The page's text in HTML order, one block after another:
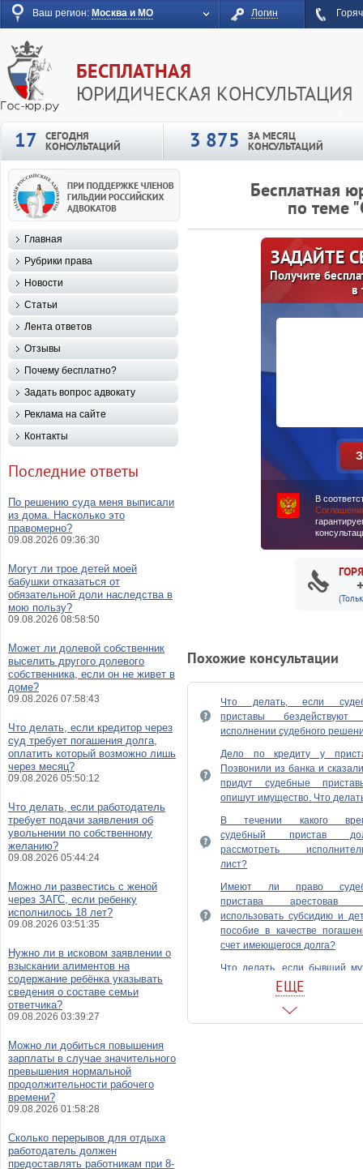
Ваш регион: Москва и МО Логин
БЕСПЛАТНАЯ
ЮРИДИЧЕСКАЯ КОНСУЛЬТАЦИЯ
17
СЕГОДНЯ
КОНСУЛЬТАЦИЙ 3 875 ЗА МЕСЯЦ
КОНСУЛЬТАЦИЙ
Бесплатная
по теме
ЗАДАЙТЕ
Получите
в
В
Похожие консультации
Что делать, если
приставы бездействуют
исполнении судебного
Дело по кредиту у
Позвонили из банка и
придут судебные
опишут имущество. Что
В течении какого
судебный пристав
рассмотреть
лист?
Имеют ли право
пристава арестовав
использовать субсидию и
пособие в качестве
счет имеющегося долга?
Что делать, если бывший
лет не платит
судебные
бездействуют?
ЕЩЕ
Главная
Рубрики права
Новости
Статьи
Лента ответов
Отзывы
Почему бесплатно?
Задать вопрос адвокату
Реклама на сайте
Контакты
Последние ответы
По решению суда меня выписали
из дома. Насколько это
правомерно?
09.08.2026 09:36:30
Могут ли трое детей моей
бабушки отказаться от
обязательной доли наследства в
мою пользу?
09.08.2026 08:58:50
Может ли долевой собственник
выселить другого долевого
собственника, если он не живет в
доме?
09.08.2026 07:58:43
Что делать, если кредитор через
суд требует погашения долга,
оплатить который возможно лишь
через месяц?
09.08.2026 05:50:12
Что делать, если работодатель
требует подачи заявления об
увольнении по собственному
желанию?
09.08.2026 05:44:24
Можно ли развестись с женой
через ЗАГС, если ребенку
исполнилось 18 лет?
09.08.2026 03:51:35
Нужно ли в исковом заявлении о
взыскании алиментов на
содержание ребёнка указывать
сведения о составе семьи
ответчика?
09.08.2026 03:39:27
Можно ли добиться повышения
зарплаты в случае значительного
превышения нормальной
продолжительности рабочего
времени?
09.08.2026 01:58:28
Сколько перерывов для отдыха
работодатель должен
предоставлять работникам при 8-